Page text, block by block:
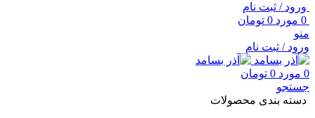
ورود / ثبت نام
0 مورد 0 تومان
منو
ورود / ثبت نام
0 مورد 0 تومان
جستجو
دسته بندی محصولات